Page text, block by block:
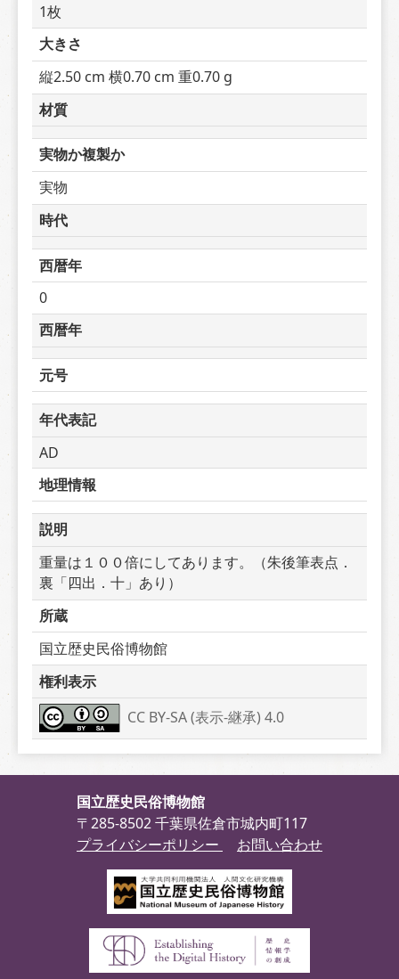
1枚
大きさ
縦2.50 cm 横0.70 cm 重0.70 g
材質
実物か複製か
実物
時代
西暦年
0
西暦年
元号
年代表記
AD
地理情報
説明
重量は１００倍にしてあります。（朱後筆表点．
裏「四出．十」あり）
所蔵
国立歴史民俗博物館
権利表示
CC BY-SA (表示-継承) 4.0
国立歴史民俗博物館
〒285-8502 千葉県佐倉市城内町117
プライバシーポリシー
お問い合わせ